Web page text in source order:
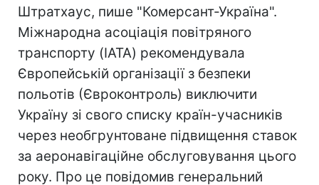
Штратхаус, пише "Комерсант-Україна".
Міжнародна асоціація повітряного
транспорту (IATA) рекомендувала
Європейській організації з безпеки
польотів (Євроконтроль) виключити
Україну зі свого списку країн-учасників
через необгрунтоване підвищення ставок
за аеронавігаційне обслуговування цього
року. Про це повідомив генеральний